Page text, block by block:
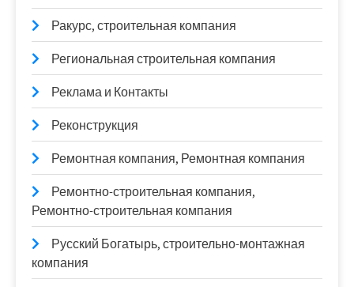
Ракурс, строительная компания
Региональная строительная компания
Реклама и Контакты
Реконструкция
Ремонтная компания, Ремонтная компания
Ремонтно-строительная компания,
Ремонтно-строительная компания
Русский Богатырь, строительно-монтажная
компания